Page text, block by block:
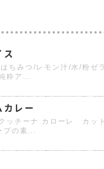
ス
ちみつ/レモン汁/水/粉ゼ
粋ア...
カレー
ッチーナ カローレ カッ
プの素...